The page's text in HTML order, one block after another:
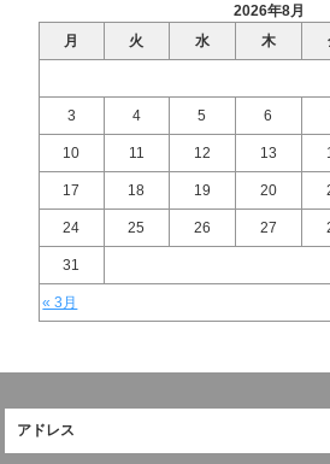
2026年8月
月
火 水 木
« 3月
3 4 5 6
10 11 12 13
17 18 19 20
24 25 26 27
31
アドレス